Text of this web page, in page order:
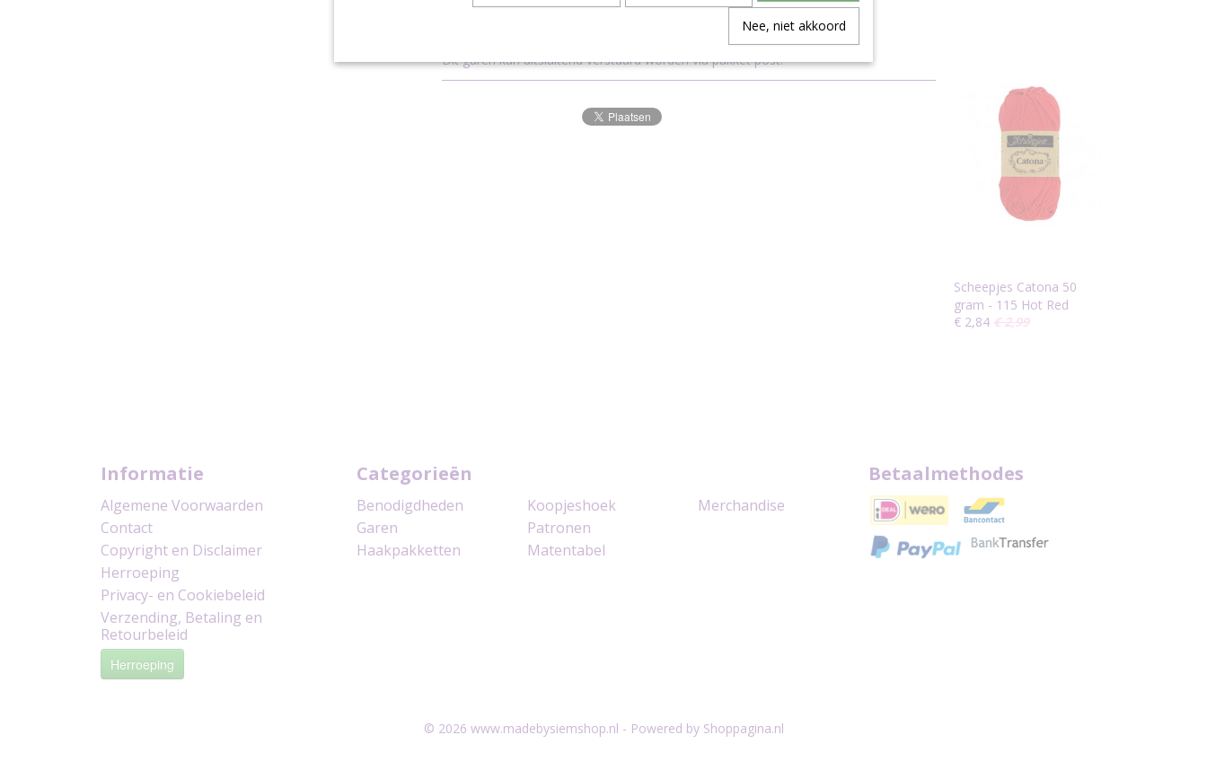
Dit garen kan uitsluitend verstuurd worden via pakket post.
Scheepjes Catona 50
gram - 115 Hot Red
€ 2,84 € 2,99
Informatie
Algemene Voorwaarden
Contact
Copyright en Disclaimer
Herroeping
Privacy- en Cookiebeleid
Verzending, Betaling en
Retourbeleid
Herroeping
Categorieën
Benodigdheden
Garen
Haakpakketten
Koopjeshoek
Patronen
Matentabel
Merchandise
Betaalmethodes
© 2026 www.madebysiemshop.nl - Powered by Shoppagina.nl
Nee, niet akkoord